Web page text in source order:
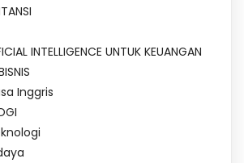
INTELLIGENCE UNTUK KEUANGAN
Inggris